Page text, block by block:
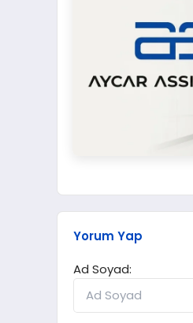
Yorum Yap
Ad Soyad: